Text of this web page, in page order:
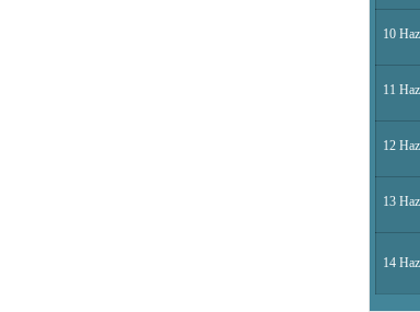
10
11
12
13
14